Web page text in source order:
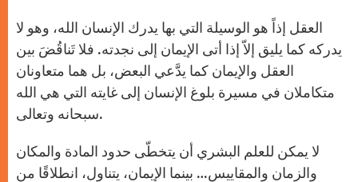
العقل إذاً هو الوسيلة التي بها يدرك الإنسان الله، وهو لا
يدركه كما يليق إلاّ إذا أتى الإيمان إلى نجدته. فلا تَناقُضَ بين
العقل والإيمان كما يدَّعي البعض، بل هما متعاونان
متكاملان في مسيرة بلوغ الإنسان إلى غايته التي هي الله
سبحانه وتعالى.
لا يمكن للعلم البشري أن يتخطّى حدود المادة والمكان
والزمان والمقاييس… بينما الإيمان، يتناول، انطلاقًا من